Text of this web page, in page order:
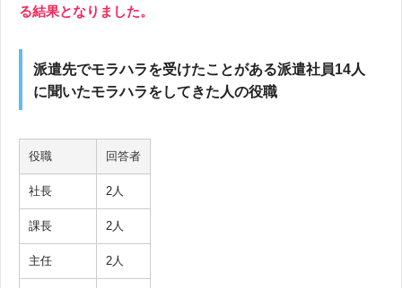
る結果となりました。
派遣先でモラハラを受けたことがある派遣社員14人
に聞いたモラハラをしてきた人の役職
役職 回答者
社長 2人
課長 2人
主任 2人